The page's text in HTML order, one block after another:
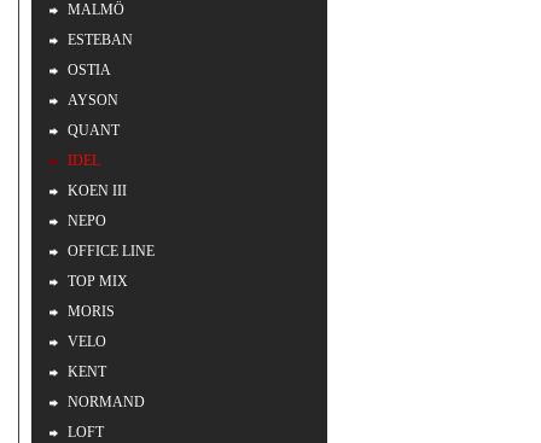
MALMÖ
ESTEBAN
OSTIA
AYSON
QUANT
IDEL
KOEN III
NEPO
OFFICE LINE
TOP MIX
MORIS
VELO
KENT
NORMAND
LOFT